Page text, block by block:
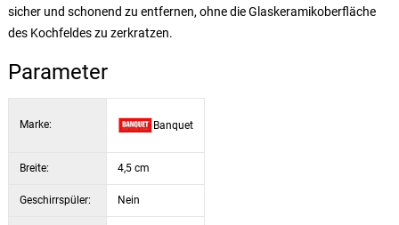
sicher und schonend zu entfernen, ohne die Glaskeramikoberfläche
des Kochfeldes zu zerkratzen.
Parameter
Marke: Banquet
Breite: 4,5 cm
Geschirrspüler: Nein